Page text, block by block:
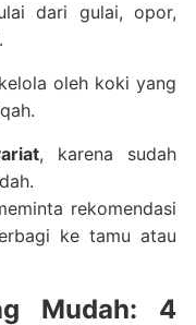
dari gulai, opor,
oleh koki yang
, karena sudah
rekomendasi
ke tamu atau
Mudah: 4